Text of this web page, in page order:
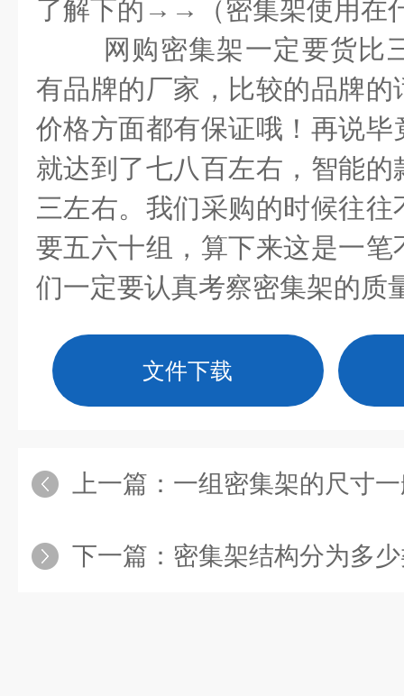
了解下的 →→
（密集架使用在
网购密集架一定要货比
有品牌的厂家，比较的品牌
价格方面都有保证哦！再说
就达到了七八百左右，智能
三左右。我们采购的时候往
要五六十组，算下来这是一
们一定要认真考察密集架的质
文件下载
上一篇： 一组密集架的尺寸
下一篇： 密集架结构分为多